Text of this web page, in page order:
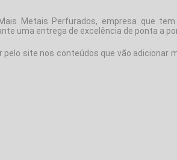
Metais Perfurados, empresa que
uma entrega de excelência de ponta a
site nos conteúdos que vão adicionar